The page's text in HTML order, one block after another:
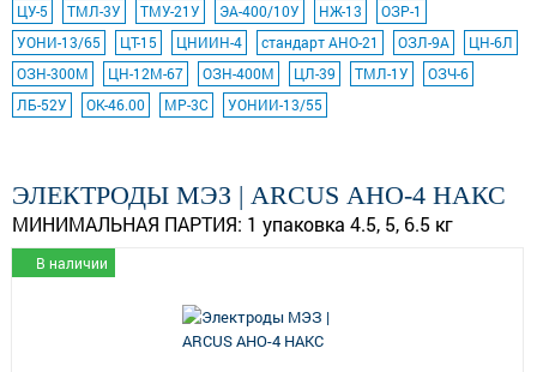
ЦУ-5
ТМЛ-3У ТМУ-21У ЭА-400/10У НЖ-13
ОЗР-1
УОНИ-13/65
ЦТ-15 ЦНИИН-4 стандарт АНО-21 ОЗЛ-9А
ЦН-6Л
ОЗН-300М
ЦН-12М-67 ОЗН-400М ЦЛ-39 ТМЛ-1У
ОЗЧ-6
ЛБ-52У
ОК-46.00 МР-3С УОНИИ-13/55
ЭЛЕКТРОДЫ МЭЗ | ARCUS АНО-4 НАКС
МИНИМАЛЬНАЯ ПАРТИЯ: 1 упаковка 4.5, 5, 6.5 кг
В наличии